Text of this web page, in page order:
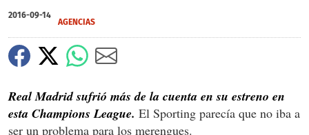
2016-09-14
AGENCIAS
Real Madrid sufrió más de la cuenta en su estreno en
esta Champions League. El Sporting parecía que no iba a
ser un problema para los merengues.